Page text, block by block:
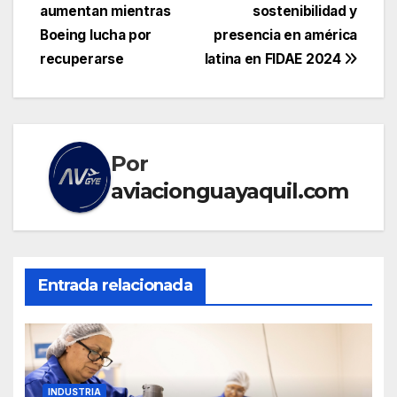
entradas
sostenibilidad y
presencia en américa
latina en FIDAE 2024
aumentan mientras
Boeing lucha por
recuperarse
Por
aviacionguayaquil.com
Entrada relacionada
INDUSTRIA